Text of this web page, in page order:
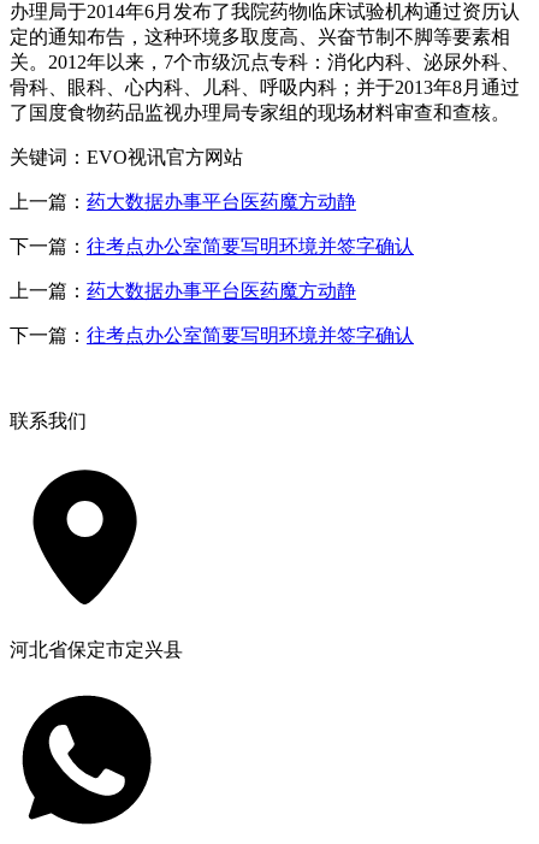
办理局于2014年6月发布了我院药物临床试验机构通过资历认
定的通知布告，这种环境多取度高、兴奋节制不脚等要素相
关。2012年以来，7个市级沉点专科：消化内科、泌尿外科、
骨科、眼科、心内科、儿科、呼吸内科；并于2013年8月通过
了国度食物药品监视办理局专家组的现场材料审查和查核。
关键词：EVO视讯官方网站
上一篇： 药大数据办事平台医药魔方动静
下一篇： 往考点办公室简要写明环境并签字确认
上一篇： 药大数据办事平台医药魔方动静
下一篇： 往考点办公室简要写明环境并签字确认
联系我们
河北省保定市定兴县